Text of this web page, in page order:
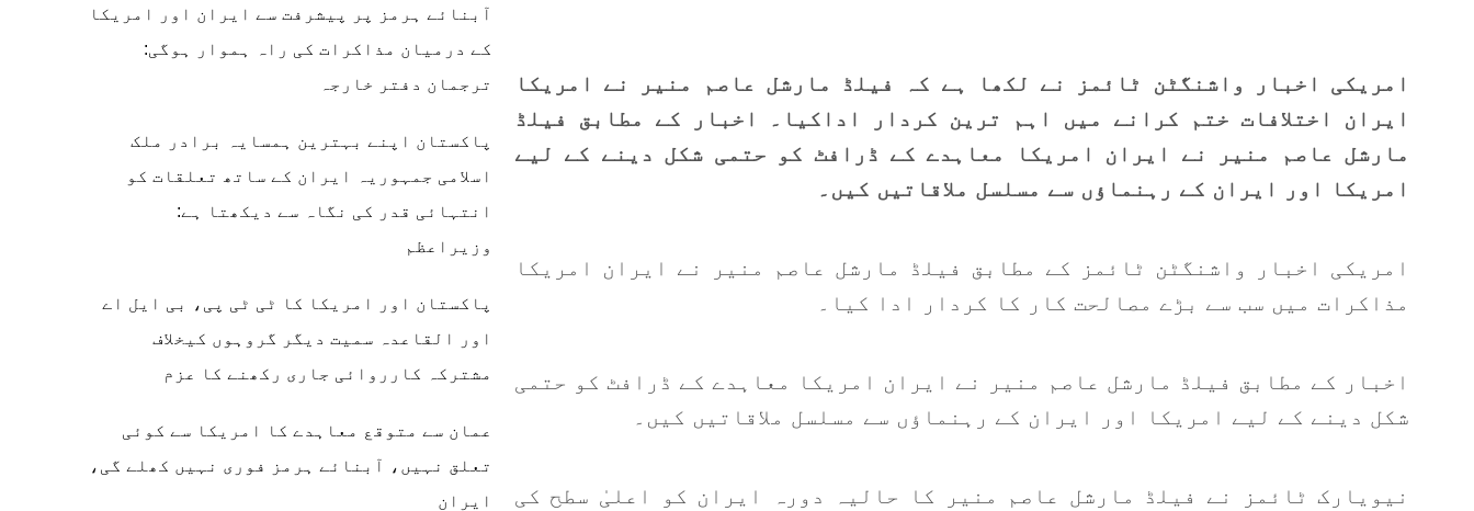
امریکی اخبار واشنگٹن ٹائمز نے لکھا ہے کہ فیلڈ مارشل عاصم منیر نے امریکا
ایران اختلافات ختم کرانے میں اہم ترین کردار اداکیا۔ اخبار کے مطابق فیلڈ
مارشل عاصم منیر نے ایران امریکا معاہدے کے ڈرافٹ کو حتمی شکل دینے کے لیے
امریکا اور ایران کے رہنماؤں سے مسلسل ملاقاتیں کیں۔
امریکی اخبار واشنگٹن ٹائمز کے مطابق فیلڈ مارشل عاصم منیر نے ایران امریکا
مذاکرات میں سب سے بڑے مصالحت کار کا کردار ادا کیا۔
اخبار کے مطابق فیلڈ مارشل عاصم منیر نے ایران امریکا معاہدے کے ڈرافٹ کو حتمی
شکل دینے کے لیے امریکا اور ایران کے رہنماؤں سے مسلسل ملاقاتیں کیں۔
نیویارک ٹائمز نے فیلڈ مارشل عاصم منیر کا حالیہ دورہ ایران کو اعلیٰ سطح کی
آبنائے ہرمز پر پیشرفت سے ایران اور امریکا
کے درمیان مذاکرات کی راہ ہموار ہوگی:
ترجمان دفتر خارجہ
پاکستان اپنے بہترین ہمسایہ برادر ملک
اسلامی جمہوریہ ایران کے ساتھ تعلقات کو
انتہائی قدر کی نگاہ سے دیکھتا ہے:
وزیراعظم
پاکستان اور امریکا کا ٹی ٹی پی، بی ایل اے
اور القاعدہ سمیت دیگر گروہوں کیخلاف
مشترکہ کارروائی جاری رکھنے کا عزم
عمان سے متوقع معاہدے کا امریکا سے کوئی
تعلق نہیں، آبنائے ہرمز فوری نہیں کھلے گی،
ایران